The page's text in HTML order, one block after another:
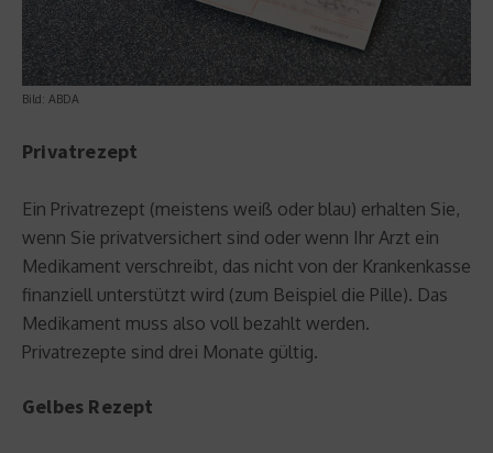
Bild: ABDA
Privatrezept
Ein Privatrezept (meistens weiß oder blau) erhalten Sie,
wenn Sie privatversichert sind oder wenn Ihr Arzt ein
Medikament verschreibt, das nicht von der Krankenkasse
finanziell unterstützt wird (zum Beispiel die Pille). Das
Medikament muss also voll bezahlt werden.
Privatrezepte sind drei Monate gültig.
Gelbes Rezept